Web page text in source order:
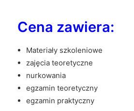
Cena zawiera:
Materiały szkoleniowe
zajęcia teoretyczne
nurkowania
egzamin teoretyczny
egzamin praktyczny